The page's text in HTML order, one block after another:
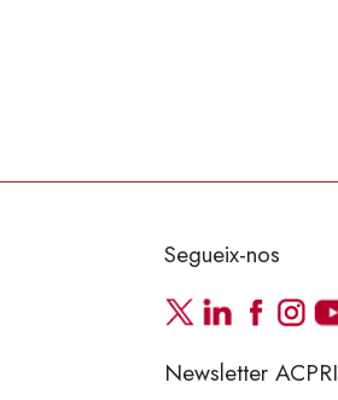
Segueix-nos
Newsletter ACPRI